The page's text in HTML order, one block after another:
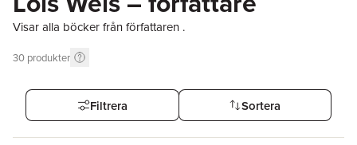
Visar alla böcker från författaren .
30 produkter
Filtrera Sortera